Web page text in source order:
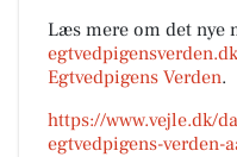
Læs mere om det nye
egtvedpigensverden.dk
Egtvedpigens Verden.
https://www.vejle.dk/
egtvedpigens-verden-